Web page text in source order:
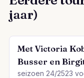
jaar)
Met Victoria
Busser en
seizoen 24/2523